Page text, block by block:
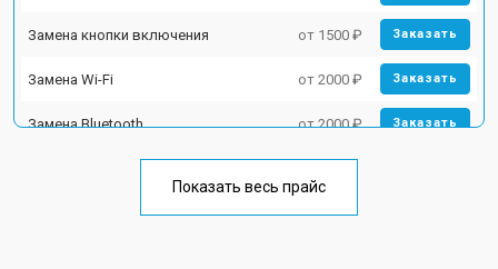
Замена кнопки включения от 1500 ₽ Заказать
Замена Wi-Fi от 2000 ₽ Заказать
Замена Bluetooth от 2000 ₽ Заказать
Показать весь прайс